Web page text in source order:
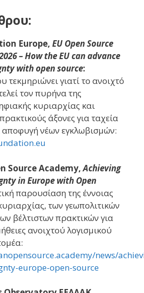
Europe, EU Open Source
– How the EU can advance
with open source:
γιατί το ανοιχτό
τον πυρήνα της
κυριαρχίας και
άξονες για ταχεία
αποφυγή νέων εγκλωβισμών:
Source Academy,Achieving
in Europe with Open
παρουσίαση της έννοιας
των γεωπολιτικών
βέλτιστων πρακτικών για
ανοιχτού λογισμικού
news/
europe-open-source